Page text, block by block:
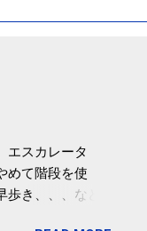
エスカレータ
めて階段を使
き、、、など